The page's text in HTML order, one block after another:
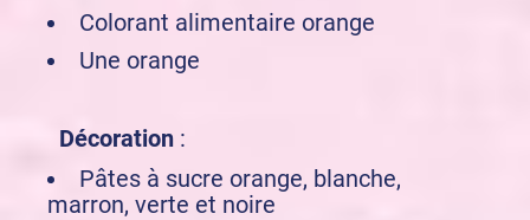
Colorant alimentaire orange
Une orange
Décoration :
Pâtes à sucre orange, blanche,
marron, verte et noire